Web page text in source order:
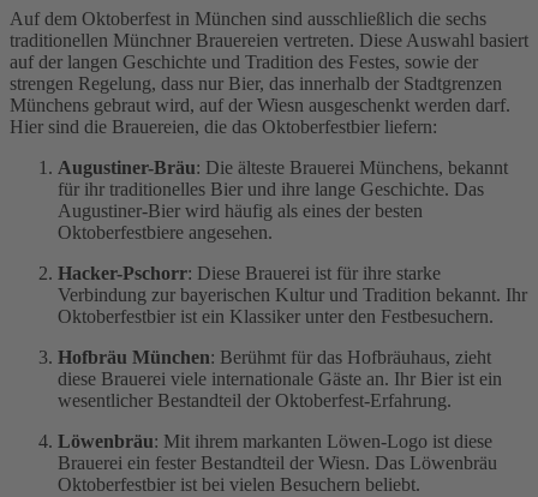
Auf dem Oktoberfest in München sind ausschließlich die sechs
traditionellen Münchner Brauereien vertreten. Diese Auswahl basiert
auf der langen Geschichte und Tradition des Festes, sowie der
strengen Regelung, dass nur Bier, das innerhalb der Stadtgrenzen
Münchens gebraut wird, auf der Wiesn ausgeschenkt werden darf.
Hier sind die Brauereien, die das Oktoberfestbier liefern:
Augustiner-Bräu: Die älteste Brauerei Münchens, bekannt
für ihr traditionelles Bier und ihre lange Geschichte. Das
Augustiner-Bier wird häufig als eines der besten
Oktoberfestbiere angesehen.
Hacker-Pschorr: Diese Brauerei ist für ihre starke
Verbindung zur bayerischen Kultur und Tradition bekannt. Ihr
Oktoberfestbier ist ein Klassiker unter den Festbesuchern.
Hofbräu München: Berühmt für das Hofbräuhaus, zieht
diese Brauerei viele internationale Gäste an. Ihr Bier ist ein
wesentlicher Bestandteil der Oktoberfest-Erfahrung.
Löwenbräu: Mit ihrem markanten Löwen-Logo ist diese
Brauerei ein fester Bestandteil der Wiesn. Das Löwenbräu
Oktoberfestbier ist bei vielen Besuchern beliebt.